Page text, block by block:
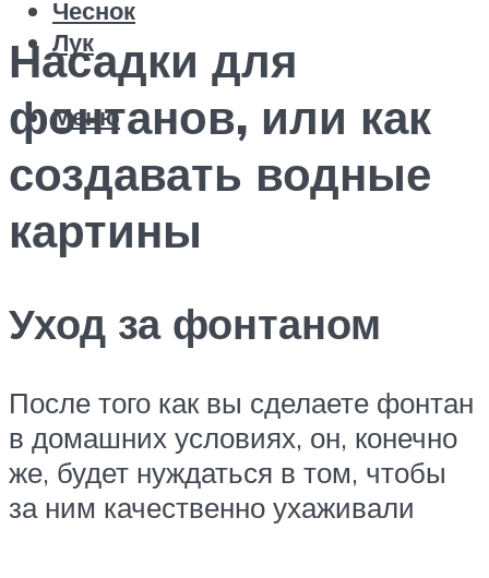
Чеснок
Лук
Меню
Насадки для
фонтанов, или как
создавать водные
картины
Уход за фонтаном
После того как вы сделаете фонтан
в домашних условиях, он, конечно
же, будет нуждаться в том, чтобы
за ним качественно ухаживали